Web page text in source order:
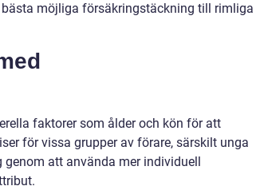
möjliga försäkringstäckning till rimliga
faktorer som ålder och kön för att
för vissa grupper av förare, särskilt unga
att använda mer individuell